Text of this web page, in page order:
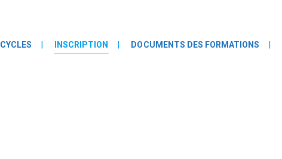
CYCLES INSCRIPTION DOCUMENTS DES FORMATIONS